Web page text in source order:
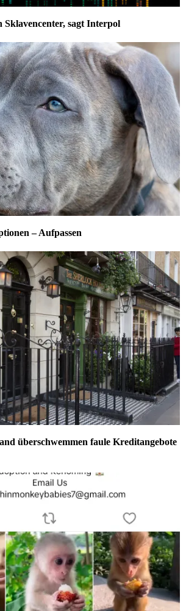
Sklavencenter, sagt Interpol
– Aufpassen
überschwemmen faule Kreditangebote